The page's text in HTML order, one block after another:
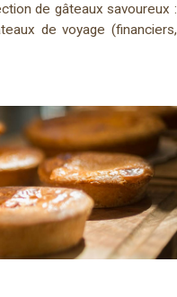
de gâteaux savoureux :
de voyage (financiers,